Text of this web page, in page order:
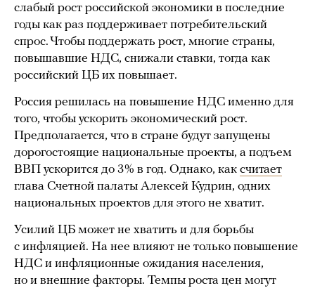
слабый рост российской экономики в последние
годы как раз поддерживает потребительский
спрос. Чтобы поддержать рост, многие страны,
повышавшие НДС, снижали ставки, тогда как
российский ЦБ их повышает.
Россия решилась на повышение НДС именно для
того, чтобы ускорить экономический рост.
Предполагается, что в стране будут запущены
дорогостоящие национальные проекты, а подъем
ВВП ускорится до 3% в год. Однако, как считает
глава Счетной палаты Алексей Кудрин, одних
национальных проектов для этого не хватит.
Усилий ЦБ может не хватить и для борьбы
с инфляцией. На нее влияют не только повышение
НДС и инфляционные ожидания населения,
но и внешние факторы. Темпы роста цен могут